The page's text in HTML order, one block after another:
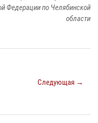
Федерации по Челябинской
области
Следующая →